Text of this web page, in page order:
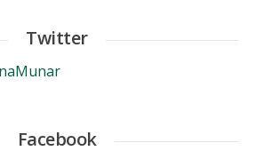
Twitter
Facebook